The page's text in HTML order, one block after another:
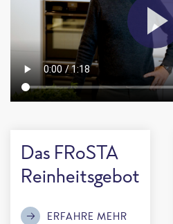
Das FRoSTA
Reinheitsgebot
ERFAHRE MEHR